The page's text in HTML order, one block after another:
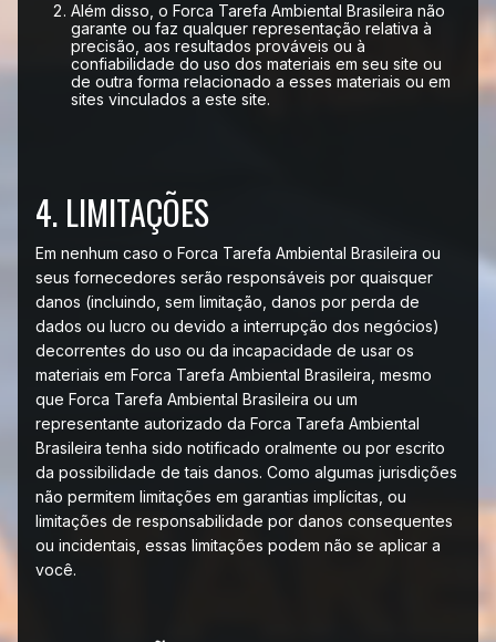
Além disso, o Forca Tarefa Ambiental Brasileira não
garante ou faz qualquer representação relativa à
precisão, aos resultados prováveis ​​ou à
confiabilidade do uso dos materiais em seu site ou
de outra forma relacionado a esses materiais ou em
sites vinculados a este site.
4. LIMITAÇÕES
Em nenhum caso o Forca Tarefa Ambiental Brasileira ou
seus fornecedores serão responsáveis ​​por quaisquer
danos (incluindo, sem limitação, danos por perda de
dados ou lucro ou devido a interrupção dos negócios)
decorrentes do uso ou da incapacidade de usar os
materiais em Forca Tarefa Ambiental Brasileira, mesmo
que Forca Tarefa Ambiental Brasileira ou um
representante autorizado da Forca Tarefa Ambiental
Brasileira tenha sido notificado oralmente ou por escrito
da possibilidade de tais danos. Como algumas jurisdições
não permitem limitações em garantias implícitas, ou
limitações de responsabilidade por danos consequentes
ou incidentais, essas limitações podem não se aplicar a
você.